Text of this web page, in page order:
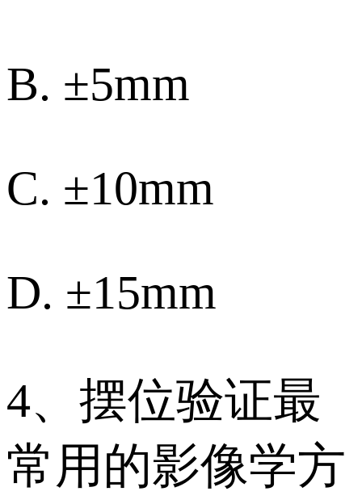
B. ±5mm
C. ±10mm
D. ±15mm
4、摆位验证最
常用的影像学方